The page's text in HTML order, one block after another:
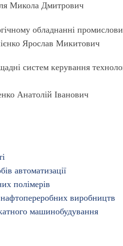
Микола Дмитрович
обладнанні
Ярослав Микитович
систем керування
Анатолій Іванович
автоматизації
полімерів
виробництв
машинобудування